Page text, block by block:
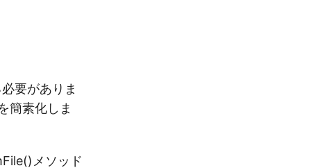
要がありま
簡素化しま
メソッド